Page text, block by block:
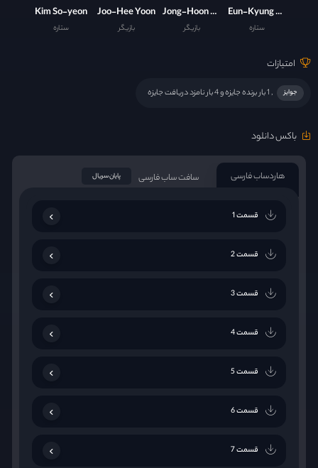
Eun-Kyung Shin
ستاره
Jong-Hoon Yoon
بازیگر
Joo-Hee Yoon
بازیگر
Kim So-yeon
ستاره
امتیازات
جوایز , 1 بار برنده جایزه و 4 بار نامزد دریافت جایزه
باکس دانلود
هاردساب فارسی سافت ساب فارسی پایان سریال
قسمت 1
قسمت 2
قسمت 3
قسمت 4
قسمت 5
قسمت 6
قسمت 7